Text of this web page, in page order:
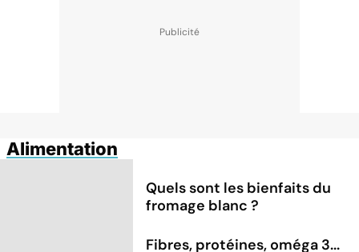
Alimentation
Quels sont les bienfaits du
fromage blanc ?
Fibres, protéines, oméga 3...